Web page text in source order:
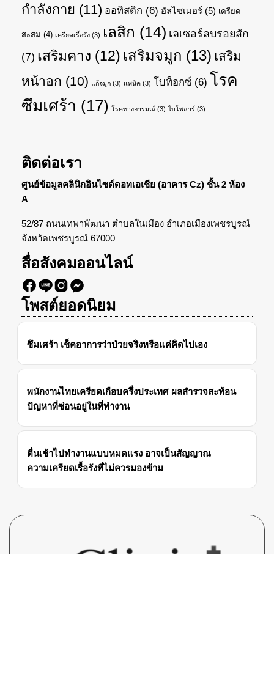
กำลังกาย (11) ออทิสติก (6) อัลไซเมอร์ (5) เครียด
สะสม (4) เครียดเรื้อรัง (3) เลสิก (14) เลเซอร์ลบรอยสัก
(7) เสริมคาง (12) เสริมจมูก (13) เสริม
หน้าอก (10) แก้จมูก (3) แพนิค (3) โบท็อกซ์ (6) โรค
ซึมเศร้า (17) โรคทางอารมณ์ (3) ไบโพลาร์ (3)
ติดต่อเรา
ศูนย์ข้อมูลคลินิกอินไซด์ดอทเอเชีย (อาคาร Cz) ชั้น 2 ห้อง
A
52/87 ถนนเทพาพัฒนา ตำบลในเมือง อำเภอเมืองเพชรบูรณ์
จังหวัดเพชรบูรณ์ 67000
สื่อสังคมออนไลน์
โพสต์ยอดนิยม
ซึมเศร้า เช็คอาการว่าป่วยจริงหรือแค่คิดไปเอง
พนักงานไทยเครียดเกือบครึ่งประเทศ ผลสำรวจสะท้อน
ปัญหาที่ซ่อนอยู่ในที่ทำงาน
ตื่นเช้าไปทำงานแบบหมดแรง อาจเป็นสัญญาณ
ความเครียดเรื้อรังที่ไม่ควรมองข้าม